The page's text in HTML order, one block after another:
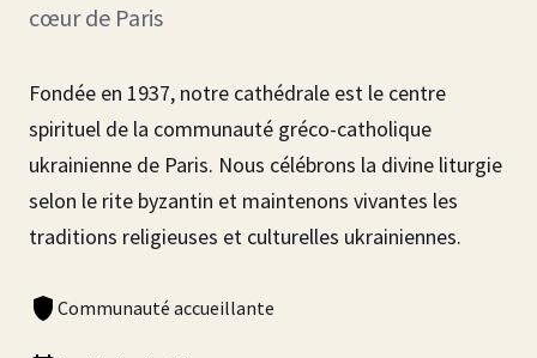
cœur de Paris
Fondée en 1937, notre cathédrale est le centre
spirituel de la communauté gréco-catholique
ukrainienne de Paris. Nous célébrons la divine liturgie
selon le rite byzantin et maintenons vivantes les
traditions religieuses et culturelles ukrainiennes.
Communauté accueillante